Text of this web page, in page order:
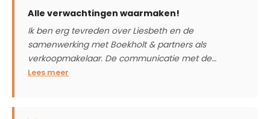
Alle verwachtingen waarmaken!
Ik ben erg tevreden over Liesbeth en de
samenwerking met Boekholt & partners als
verkoopmakelaar. De communicatie met de…
Lees meer